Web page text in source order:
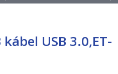
USB 3.0,ET-